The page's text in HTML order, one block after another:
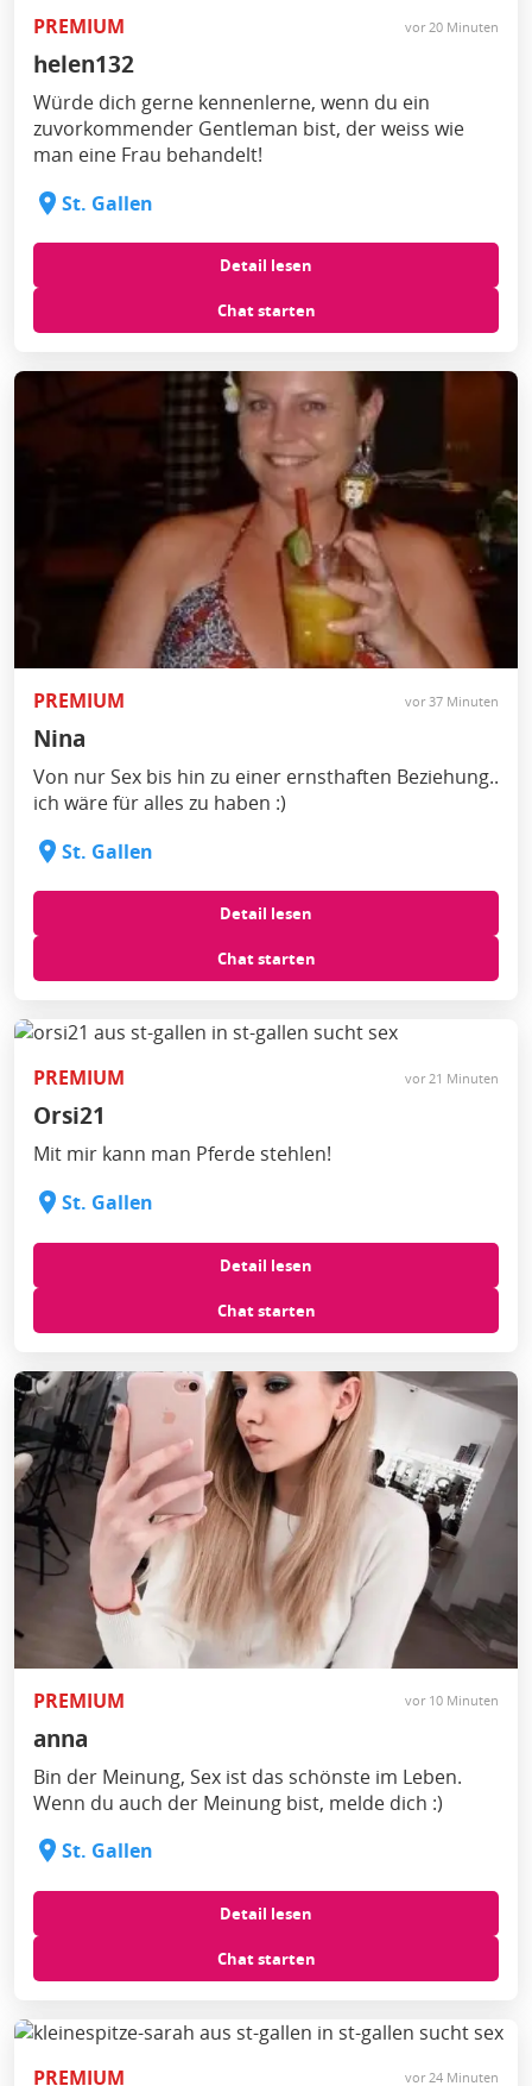
PREMIUM vor 20 Minuten
helen132
Würde dich gerne kennenlerne, wenn du ein
zuvorkommender Gentleman bist, der weiss wie
man eine Frau behandelt!
St. Gallen
Detail lesen
Chat starten
PREMIUM vor 37 Minuten
Nina
Von nur Sex bis hin zu einer ernsthaften Beziehung..
ich wäre für alles zu haben :)
St. Gallen
Detail lesen
Chat starten
PREMIUM vor 21 Minuten
Orsi21
Mit mir kann man Pferde stehlen!
St. Gallen
Detail lesen
Chat starten
PREMIUM vor 10 Minuten
anna
Bin der Meinung, Sex ist das schönste im Leben.
Wenn du auch der Meinung bist, melde dich :)
St. Gallen
Detail lesen
Chat starten
PREMIUM vor 24 Minuten